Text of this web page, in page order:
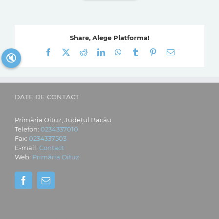
Share, Alege Platforma!
Facebook
RedditLinkedInWhatsApp
Tumblr Pinterest
E-
DATE DE CONTACT
Primăria Oituz, Județul Bacău
Telefon: 0234337010
Fax: 0234337503
E-mail: Contact
Web: Primăria Oituz
🔇